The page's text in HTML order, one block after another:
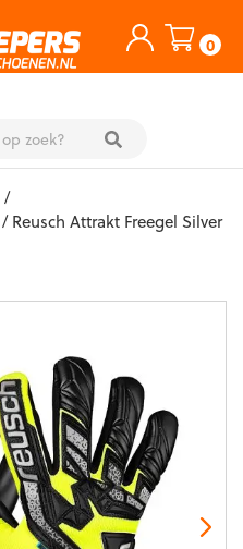
0
/
/ Reusch Attrakt Freegel Silver